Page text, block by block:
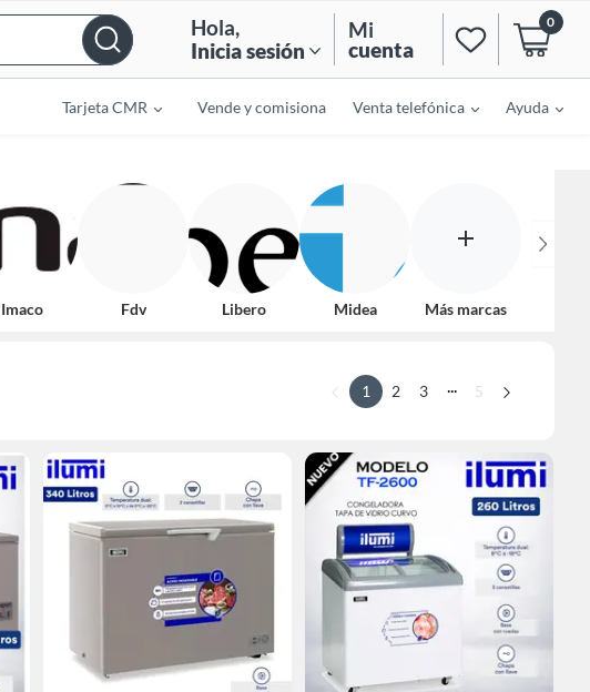
Hola,
Inicia sesión
Mi
cuenta
0
Tarjeta CMR Vende y comisiona Venta telefónica Ayuda
Imaco Fdv Libero Midea Más marcas
1 2 3 ... 5